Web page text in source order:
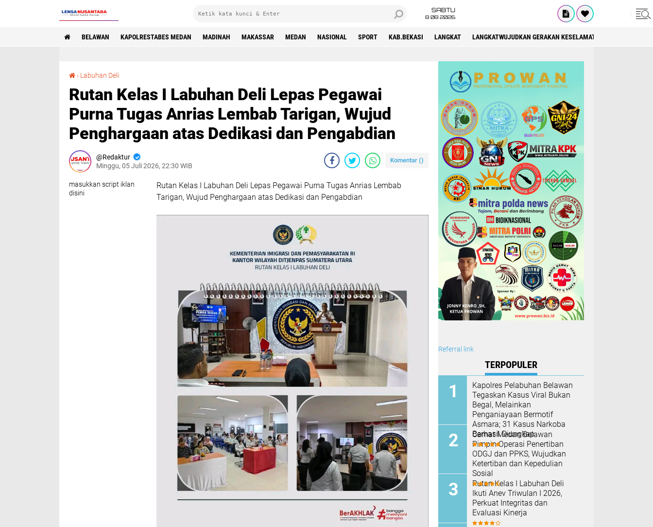
SABTU
8 08 2026
BELAWAN KAPOLRESTABES MEDAN MADINAH MAKASSAR MEDAN NASIONAL SPORT KAB.BEKASI LANGKAT LANGKATWUJUDKAN GERAKAN KESELAMATAN BERLALU
› Labuhan Deli
Rutan Kelas I Labuhan Deli Lepas Pegawai
Purna Tugas Anrias Lembab Tarigan, Wujud
Penghargaan atas Dedikasi dan Pengabdian
Redaktur
Minggu, 05 Juli 2026, 22:30 WIB
Komentar ()
masukkan script iklan
disini
Rutan Kelas I Labuhan Deli Lepas Pegawai Purna Tugas Anrias Lembab
Tarigan, Wujud Penghargaan atas Dedikasi dan Pengabdian
Referral link
TERPOPULER
Kapolres Pelabuhan Belawan
Tegaskan Kasus Viral Bukan
Begal, Melainkan
Penganiayaan Bermotif
Asmara; 31 Kasus Narkoba
Berhasil Diungkap
Camat Medan Belawan
Pimpin Operasi Penertiban
ODGJ dan PPKS, Wujudkan
Ketertiban dan Kepedulian
Sosial
Rutan Kelas I Labuhan Deli
Ikuti Anev Triwulan I 2026,
Perkuat Integritas dan
Evaluasi Kinerja